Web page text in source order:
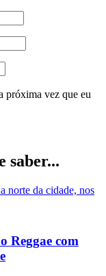
próxima vez que eu
saber...
Reggae com